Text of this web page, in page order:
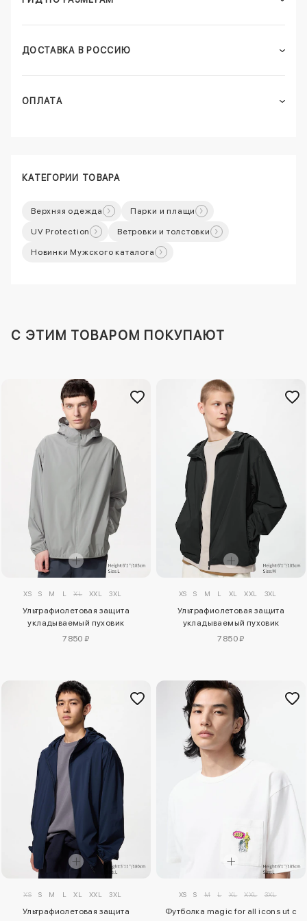
ДОСТАВКА В РОССИЮ
ОПЛАТА
КАТЕГОРИИ ТОВАРА
Верхняя одежда Парки и плащи
UV Protection Ветровки и толстовки
Новинки Мужского каталога
C ЭТИМ ТОВАРОМ ПОКУПАЮТ
XS S M L XL XXL 3XL
Ультрафиолетовая защита
укладываемый пуховик
7850 ₽
XS S M L XL XXL 3XL
Ультрафиолетовая защита
укладываемый пуховик
7850 ₽
XS S M L XL XXL 3XL
Ультрафиолетовая защита
XS S M L XL XXL 3XL
Футболка magic for all icons ut с